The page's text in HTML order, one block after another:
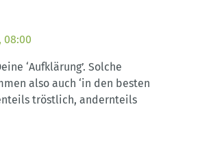
08:00
‘Aufklärung’. Solche
also auch ‘in den besten
tröstlich, andernteils